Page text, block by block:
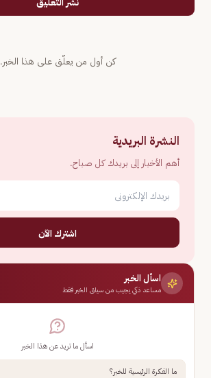
كن أول من يعلّق على هذا الخبر.
النشرة البريدية
أهم الأخبار إلى بريدك كل صباح.
اشترك الآن
اسأل الخبر
مساعد ذكي يجيب من سياق الخبر فقط
اسأل ما تريد عن هذا الخبر
ما الفكرة الرئيسية للخبر؟